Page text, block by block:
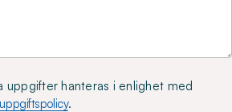
uppgifter hanteras i enlighet med
.